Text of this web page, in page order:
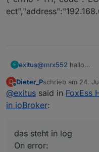
Einstellungen
E exitus@mrx552 hallo
elfin firmware 1.44.1
ich bekomme
mache ich falsch???
Habe am
D
Offline
Dieter_Pschrieb am 24.
zuletzt editiert
@exitus said in FoxEss
in ioBroker:
das steht in log
On error: